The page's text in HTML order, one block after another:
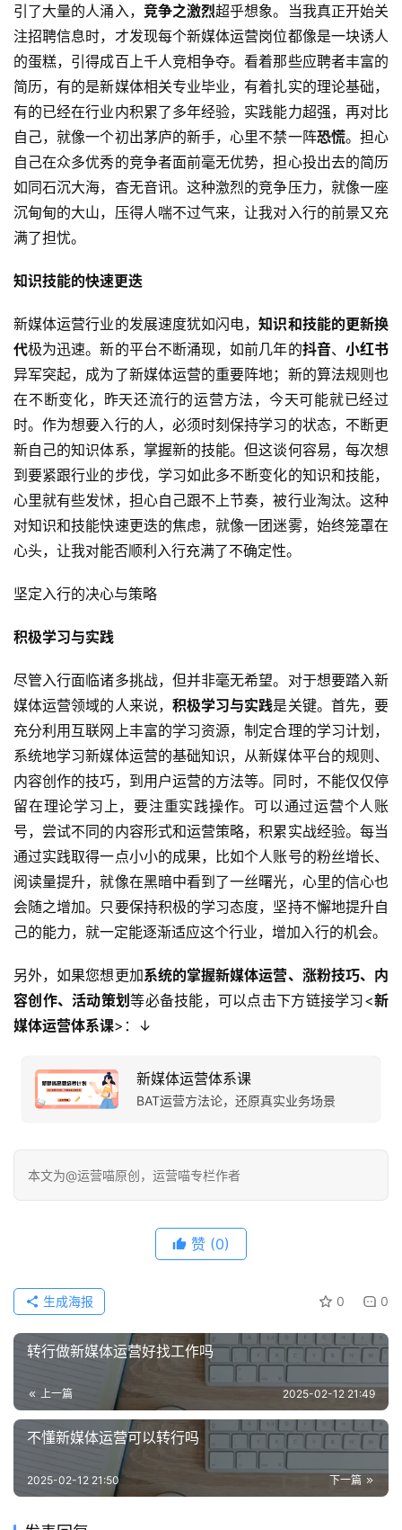
引了大量的人涌入， 竞争之激烈超乎想象。当我真正开始关
注招聘信息时，才发现每个新媒体运营岗位都像是一块诱人
的蛋糕，引得成百上千人竞相争夺。看着那些应聘者丰富的
简历，有的是新媒体相关专业毕业，有着扎实的理论基础，
有的已经在行业内积累了多年经验，实践能力超强，再对比
自己，就像一个初出茅庐的新手，心里不禁一阵恐慌。担心
自己在众多优秀的竞争者面前毫无优势，担心投出去的简历
如同石沉大海，杳无音讯。这种激烈的竞争压力，就像一座
沉甸甸的大山，压得人喘不过气来，让我对入行的前景又充
满了担忧。
知识技能的快速更迭
新媒体运营行业的发展速度犹如闪电，知识和技能的更新换
代极为迅速。新的平台不断涌现，如前几年的抖音、 小红书
异军突起，成为了新媒体运营的重要阵地；新的算法规则也
在不断变化，昨天还流行的运营方法，今天可能就已经过
时。作为想要入行的人，必须时刻保持学习的状态，不断更
新自己的知识体系，掌握新的技能。但这谈何容易，每次想
到要紧跟行业的步伐，学习如此多不断变化的知识和技能，
心里就有些发怵，担心自己跟不上节奏，被行业淘汰。这种
对知识和技能快速更迭的焦虑，就像一团迷雾，始终笼罩在
心头，让我对能否顺利入行充满了不确定性。
坚定入行的决心与策略
积极学习与实践
尽管入行面临诸多挑战，但并非毫无希望。对于想要踏入新
媒体运营领域的人来说， 积极学习与实践是关键。首先，要
充分利用互联网上丰富的学习资源，制定合理的学习计划，
系统地学习新媒体运营的基础知识，从新媒体平台的规则、
内容创作的技巧，到用户运营的方法等。同时，不能仅仅停
留在理论学习上，要注重实践操作。可以通过运营个人账
号，尝试不同的内容形式和运营策略，积累实战经验。每当
通过实践取得一点小小的成果，比如个人账号的粉丝增长、
阅读量提升，就像在黑暗中看到了一丝曙光，心里的信心也
会随之增加。只要保持积极的学习态度，坚持不懈地提升自
己的能力，就一定能逐渐适应这个行业，增加入行的机会。
另外，如果您想更加系统的掌握新媒体运营、涨粉技巧、内
容创作、活动策划等必备技能，可以点击下方链接学习<新
媒体运营体系课>：↓
新媒体运营体系课
BAT运营方法论，还原真实业务场景
本文为@运营喵原创，运营喵专栏作者
赞 (0)
0 0
生成海报
转行做新媒体运营好找工作吗
上一篇 2025-02-12 21:49
不懂新媒体运营可以转行吗
下一篇
2025-02-12 21:50